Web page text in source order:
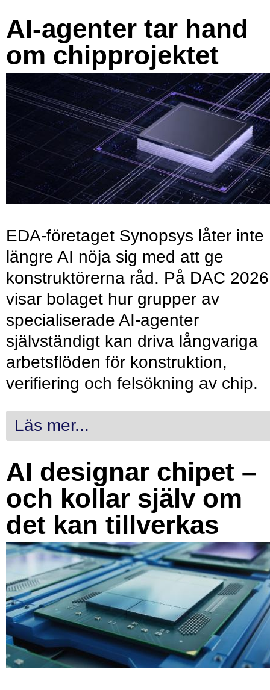
AI-agenter tar hand
om chipprojektet
EDA-företaget Synopsys låter inte
längre AI nöja sig med att ge
konstruktörerna råd. På DAC 2026
visar bolaget hur grupper av
specialiserade AI-agenter
självständigt kan driva långvariga
arbetsflöden för konstruktion,
verifiering och felsökning av chip.
Läs mer...
AI designar chipet –
och kollar själv om
det kan tillverkas